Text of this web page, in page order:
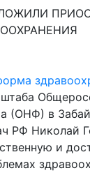
(ОНФ) в
РФ Николай
и